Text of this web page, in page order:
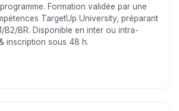
Formation validée par une
TargetUp University, préparant
B2/BR. Disponible en inter ou intra-
inscription sous 48 h.